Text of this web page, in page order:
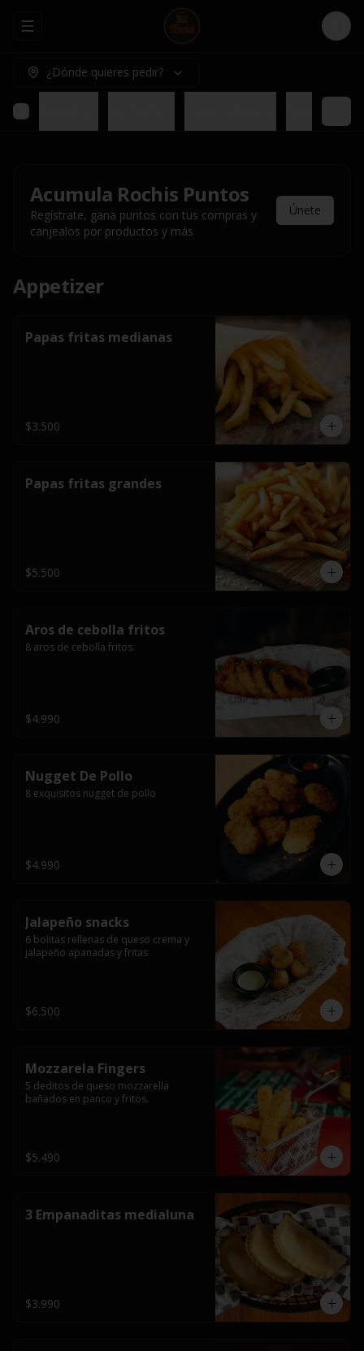
Abrir menu de navegación Login
¿Dónde quieres pedir?
Acumula Rochis Puntos
Regístrate, gana puntos con tus compras y
canjealos por productos y más
Únete
Appetizer
Papas fritas medianas
$3.500
Papas fritas grandes
$5.500
Aros de cebolla fritos
8 aros de cebolla fritos.
$4.990
Nugget De Pollo
8 exquisitos nugget de pollo
$4.990
Jalapeño snacks
6 bolitas rellenas de queso crema y
jalapeño apanadas y fritas
$6.500
Mozzarela Fingers
5 deditos de queso mozzarella
bañados en panco y fritos.
$5.490
3 Empanaditas medialuna
$3.990